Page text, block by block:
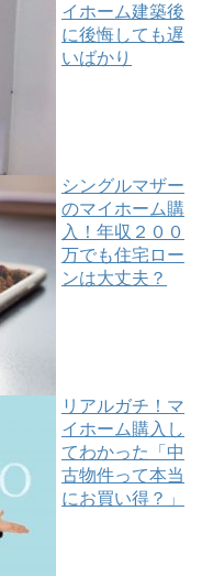
イホーム建築後
に後悔しても遅
いばかり
シングルマザー
のマイホーム購
入！年収２００
万でも住宅ロー
ンは大丈夫？
リアルガチ！マ
イホーム購入し
てわかった「中
古物件って本当
にお買い得？」